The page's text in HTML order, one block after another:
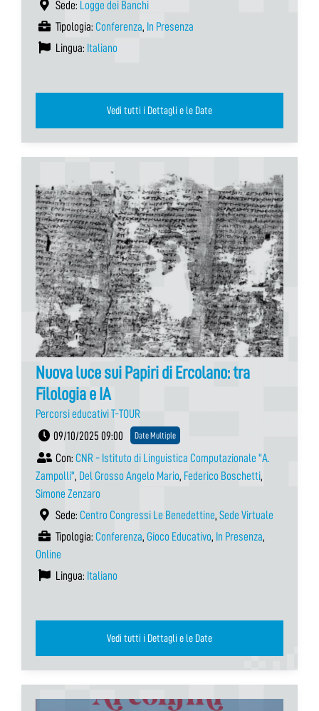
Sede: Logge dei Banchi
Tipologia: Conferenza, In Presenza
Lingua: Italiano
Vedi tutti i Dettagli e le Date
Nuova luce sui Papiri di Ercolano: tra
Filologia e IA
Percorsi educativi T-TOUR
09/10/2025 09:00
Date Multiple
Con: CNR - Istituto di Linguistica Computazionale "A.
Zampolli", Del Grosso Angelo Mario, Federico Boschetti,
Simone Zenzaro
Sede: Centro Congressi Le Benedettine, Sede Virtuale
Tipologia: Conferenza, Gioco Educativo, In Presenza,
Online
Lingua: Italiano
Vedi tutti i Dettagli e le Date